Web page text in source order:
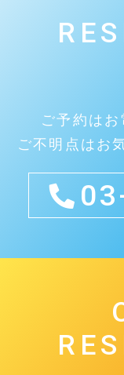
ご予約はお
ご不明点はお